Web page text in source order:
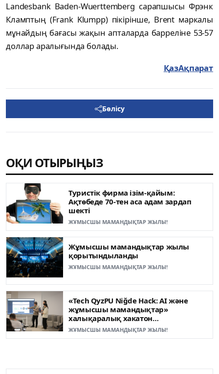
Landesbank Baden-Wuerttemberg сарапшысы Фрэнк
Кламптың (Frank Klumpp) пікірінше, Brent маркалы
мұнайдың бағасы жақын апталарда барреліне 53-57
доллар аралығында болады.
ҚазАқпарат
Бөлісу
ОҚИ ОТЫРЫҢЫЗ
Туристік фирма ізім-қайым:
Ақтөбеде 70-тен аса адам зардап
шекті
ЖҰМЫСШЫ МАМАНДЫҚТАР ЖЫЛЫ!
Жұмысшы мамандықтар жылы
қорытындыланды
ЖҰМЫСШЫ МАМАНДЫҚТАР ЖЫЛЫ!
«Tech QyzPU Niğde Hack: AI және
жұмысшы мамандықтар»
халықаралық хакатон
жеңімпаздары анықталды
ЖҰМЫСШЫ МАМАНДЫҚТАР ЖЫЛЫ!